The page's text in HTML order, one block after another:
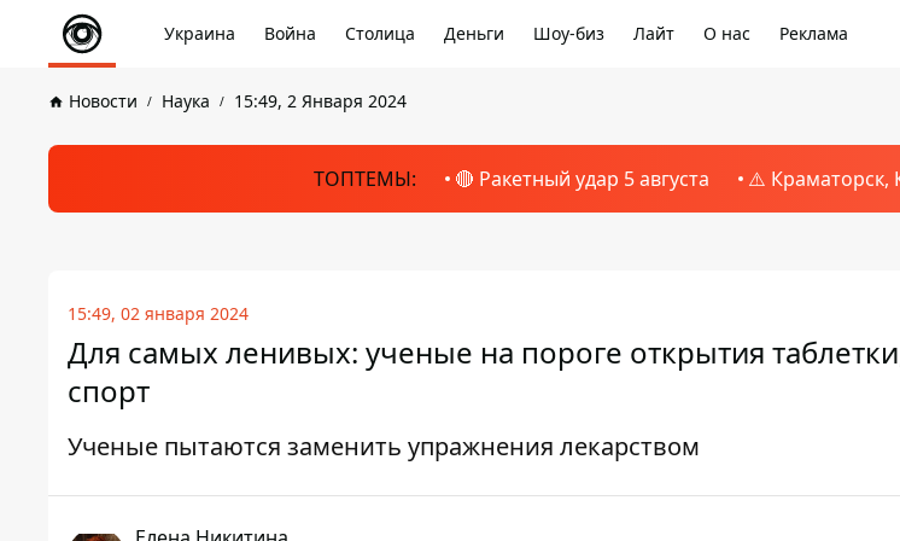
Украина Война Столица Деньги Шоу-биз Лайт О нас Реклама
Новости Наука 15:49, 2 Января 2024
ТОПТЕМЫ: 🔴 Ракетный удар 5 августа ⚠️ Краматорск,
15:49, 02 января 2024
Для самых ленивых: ученые на пороге открытия
спорт
Ученые пытаются заменить упражнения лекарством